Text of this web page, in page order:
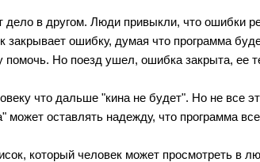
дело в другом. Люди привыкли, что ошибки
ошибку, думая что программа
помочь. Но поезд ушел, ошибка закрыта, ее
что дальше "кина не будет". Но не все
оставлять надежду, что программа
который человек может просмотреть в